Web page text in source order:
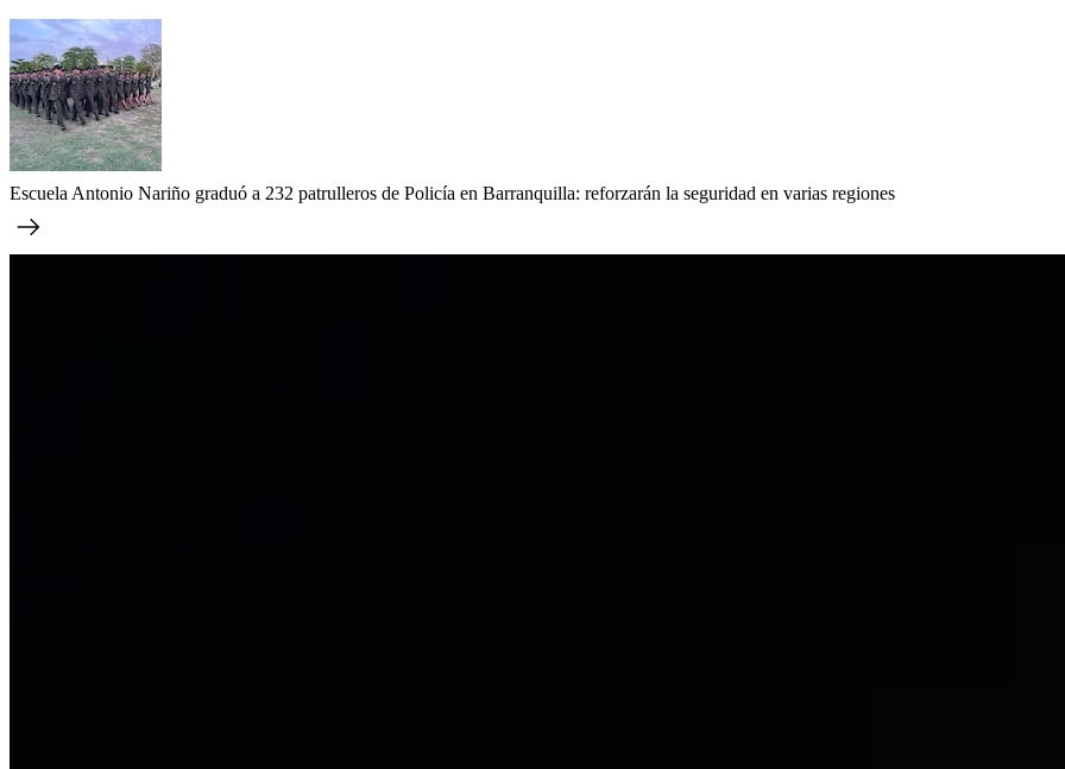
Escuela Antonio Nariño graduó a 232 patrulleros de Policía en Barranquilla: reforzarán la seguridad en varias regiones